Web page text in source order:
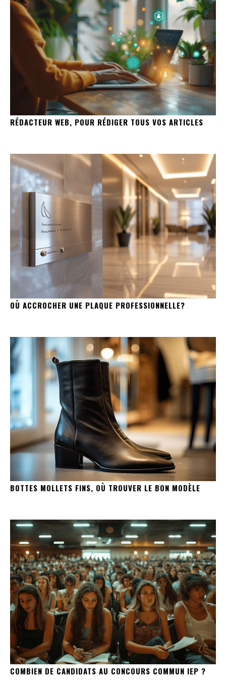
RÉDACTEUR WEB, POUR RÉDIGER TOUS VOS ARTICLES
OÙ ACCROCHER UNE PLAQUE PROFESSIONNELLE?
BOTTES MOLLETS FINS, OÙ TROUVER LE BON MODÈLE
COMBIEN DE CANDIDATS AU CONCOURS COMMUN IEP ?